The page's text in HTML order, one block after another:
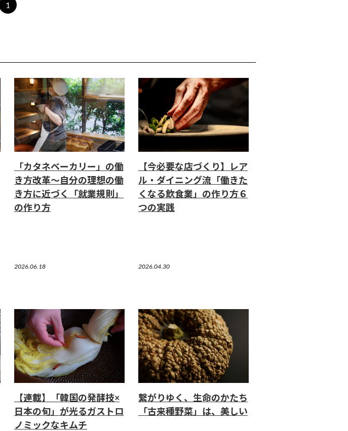
1
「カタネベーカリー」の働
き方改革～自分の理想の働
き方に近づく「就業規則」
の作り方
2026.06.18
【今必要な店づくり】レア
ル・ダイニング流「働きた
くなる飲食業」の作り方６
つの実践
2026.04.30
【連載】「韓国の発酵技×
日本の旬」が光るガストロ
ノミックなキムチ
繋がりゆく、生命のかたち
「古来種野菜」は、美しい